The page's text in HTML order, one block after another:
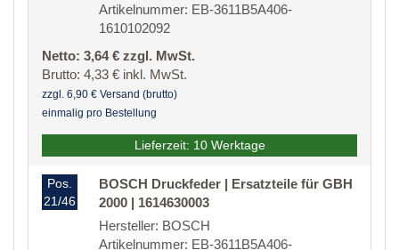
Artikelnummer: EB-3611B5A406-
1610102092
Netto: 3,64 € zzgl. MwSt.
Brutto: 4,33 € inkl. MwSt.
zzgl. 6,90 € Versand (brutto)
einmalig pro Bestellung
Lieferzeit: 10 Werktage
Pos.
21/46
BOSCH Druckfeder | Ersatzteile für GBH
2000 | 1614630003
Hersteller: BOSCH
Artikelnummer: EB-3611B5A406-